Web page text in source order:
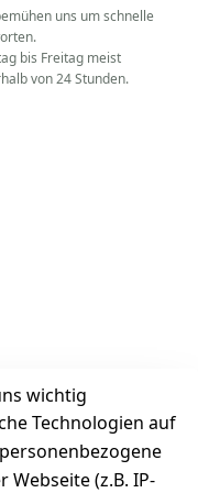
wichtig
Technologien auf
Webseite (z.B. IP-
uns um schnelle
bis Freitag meist
von 24 Stunden.